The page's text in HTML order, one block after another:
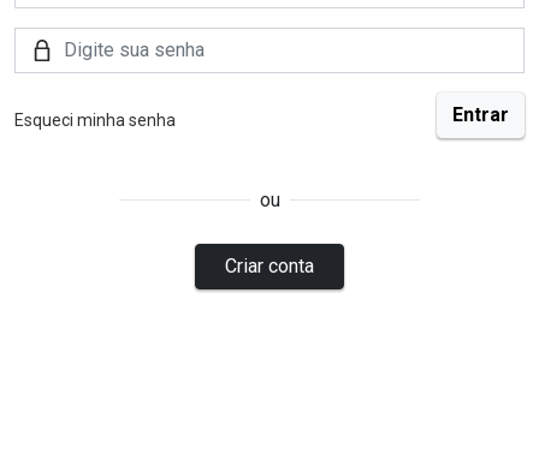
Esqueci minha senha
ou
Criar conta